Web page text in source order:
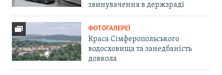
звинувачення в держзраді
ФОТОГАЛЕРЕЇ
Краса Сімферопольського
водосховища та занедбаність
довкола